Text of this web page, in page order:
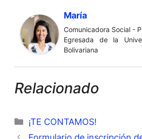
María
Comunicadora Social -
Egresada de la
Bolivariana
Relacionado
Categorías
¡TE CONTAMOS!